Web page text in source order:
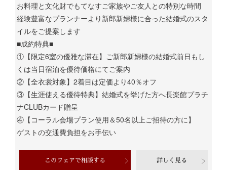
お料理と文化財でもてなすご家族やご友人との特別な時間
経験豊富なプランナーより新郎新婦様に合った結婚式のスタ
イルをご提案します
■成約特典■
①【限定6室の優雅な滞在】ご新郎新婦様の結婚式前日もし
くは当日宿泊を優待価格にてご案内
②【全衣裳対象】2着目は定価より40％オフ
③【生涯使える優待特典】結婚式を挙げた方へ長楽館プラチ
ナCLUBカード贈呈
④【コーラル会場プラン使用＆50名以上ご招待の方に】
ゲストの交通費負担をお手伝い
このフェアで相談する 詳しく見る